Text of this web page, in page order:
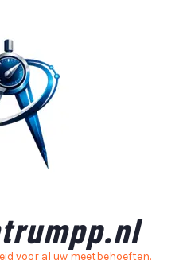
voor al uw meetbehoeften.